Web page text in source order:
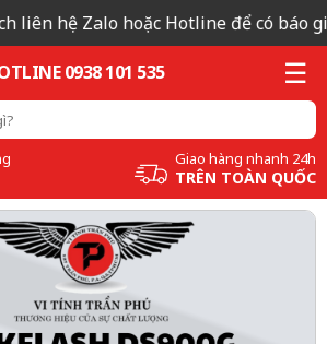
hệ Zalo hoặc Hotline để có báo
0938 101 535
Giao hàng nhanh 24h
TRÊN TOÀN QUỐC